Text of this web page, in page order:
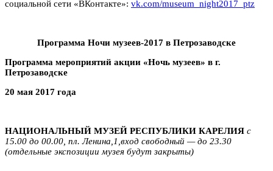
социальной сети «ВКонтакте»: vk.com/museum_night2017_ptz
Программа Ночи музеев-2017 в Петрозаводске
Программа мероприятий акции «Ночь музеев» в г.
Петрозаводске
20 мая 2017 года
НАЦИОНАЛЬНЫЙ МУЗЕЙ РЕСПУБЛИКИ КАРЕЛИЯ с
15.00 до 00.00, пл. Ленина,1,вход свободный — до 23.30
(отдельные экспозиции музея будут закрыты)